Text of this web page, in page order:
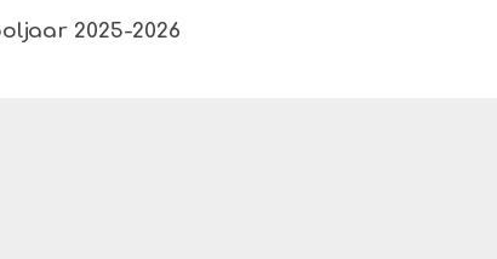
2025-2026